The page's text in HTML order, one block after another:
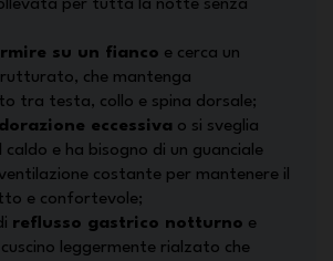
per tutta la notte senza
su un fianco e cerca un
che mantenga
tra testa, collo e spina dorsale;
eccessiva o si sveglia
caldo e ha bisogno di un guanciale
costante per mantenere il
e confortevole;
reflusso gastrico notturno e
leggermente rialzato che